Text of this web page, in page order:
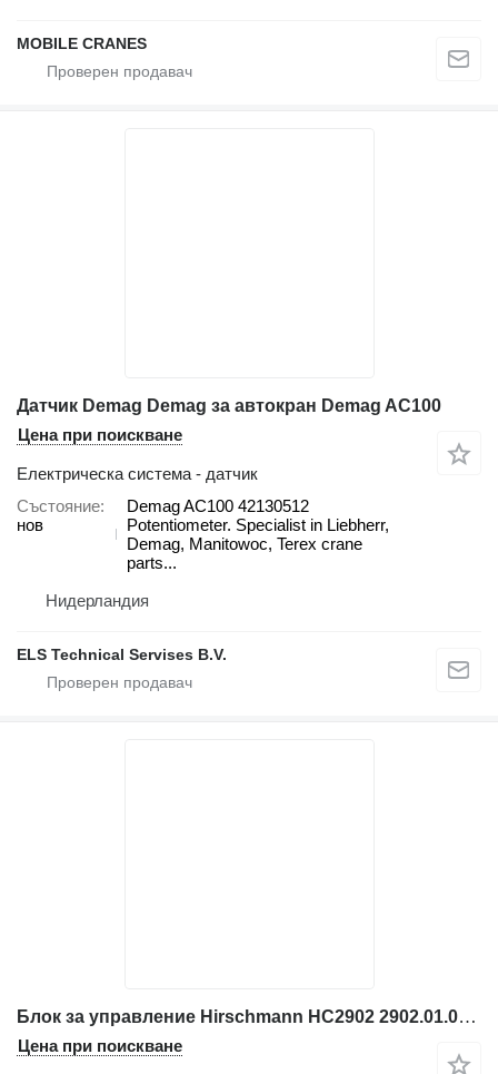
MOBILE CRANES
Датчик Demag Demag за автокран Demag AC100
Цена при поискване
Електрическа система - датчик
Състояние
нов
Demag AC100 42130512
Potentiometer. Specialist in Liebherr,
Demag, Manitowoc, Terex crane
parts...
Нидерландия
ELS Technical Servises B.V.
Блок за управление Hirschmann HC2902 2902.01.001.00 за автокран
Цена при поискване